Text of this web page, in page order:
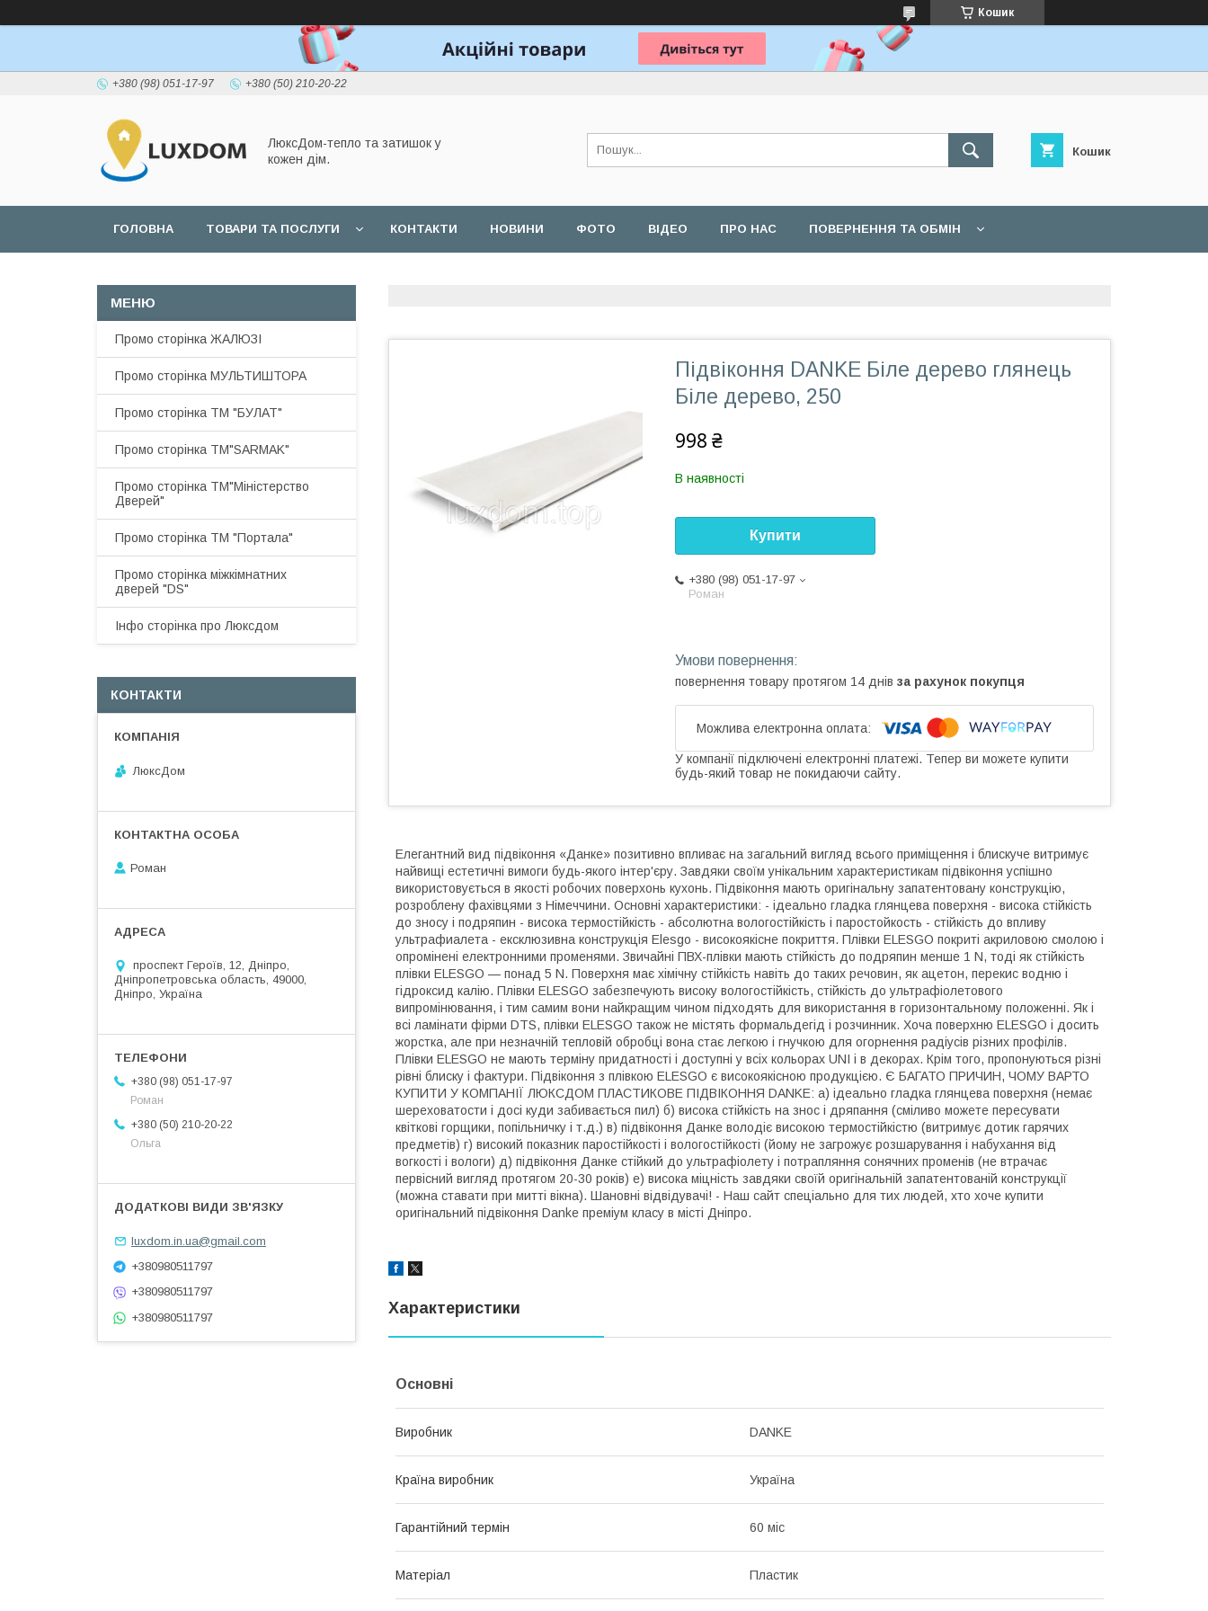
Кошик
+380 (98) 051-17-97 +380 (50) 210-20-22
ЛюксДом-тепло та затишок у
кожен дім.
Кошик
ГОЛОВНА ТОВАРИ ТА ПОСЛУГИ КОНТАКТИ НОВИНИ ФОТО ВІДЕО ПРО НАС ПОВЕРНЕННЯ ТА ОБМІН
Підвіконня DANKE Біле дерево глянець
Біле дерево, 250
998 ₴
В наявності
Купити
+380 (98) 051-17-97
Роман
повернення товару протягом 14 днів за рахунок покупця
У компанії підключені електронні платежі. Тепер ви можете купити
будь-який товар не покидаючи сайту.
Елегантний вид підвіконня «Данке» позитивно впливає на загальний вигляд всього приміщення і блискуче витримує
найвищі естетичні вимоги будь-якого інтер'єру. Завдяки своїм унікальним характеристикам підвіконня успішно
використовується в якості робочих поверхонь кухонь. Підвіконня мають оригінальну запатентовану конструкцію,
розроблену фахівцями з Німеччини. Основні характеристики: - ідеально гладка глянцева поверхня - висока стійкість
до зносу і подряпин - висока термостійкість - абсолютна вологостійкість і паростойкость - стійкість до впливу
ультрафиалета - ексклюзивна конструкція Elesgo - високоякісне покриття. Плівки ELESGO покриті акриловою смолою і
опромінені електронними променями. Звичайні ПВХ-плівки мають стійкість до подряпин менше 1 N, тоді як стійкість
плівки ELESGO — понад 5 N. Поверхня має хімічну стійкість навіть до таких речовин, як ацетон, перекис водню і
гідроксид калію. Плівки ELESGO забезпечують високу вологостійкість, стійкість до ультрафіолетового
випромінювання, і тим самим вони найкращим чином підходять для використання в горизонтальному положенні. Як і
всі ламінати фірми DTS, плівки ELESGO також не містять формальдегід і розчинник. Хоча поверхню ELESGO і досить
жорстка, але при незначній тепловій обробці вона стає легкою і гнучкою для огорнення радіусів різних профілів.
Плівки ELESGO не мають терміну придатності і доступні у всіх кольорах UNI і в декорах. Крім того, пропонуються різні
рівні блиску і фактури. Підвіконня з плівкою ELESGO є високоякісною продукцією. Є БАГАТО ПРИЧИН, ЧОМУ ВАРТО
КУПИТИ У КОМПАНІЇ ЛЮКСДОМ ПЛАСТИКОВЕ ПІДВІКОННЯ DANKE: а) ідеально гладка глянцева поверхня (немає
шереховатости і досі куди забивається пил) б) висока стійкість на знос і дряпання (сміливо можете пересувати
квіткові горщики, попільничку і т.д.) в) підвіконня Данке володіє високою термостійкістю (витримує дотик гарячих
предметів) г) високий показник паростійкості і вологостійкості (йому не загрожує розшарування і набухання від
вогкості і вологи) д) підвіконня Данке стійкий до ультрафіолету і потрапляння сонячних променів (не втрачає
первісний вигляд протягом 20-30 років) е) висока міцність завдяки своїй оригінальній запатентованій конструкції
(можна ставати при митті вікна). Шановні відвідувачі! - Наш сайт спеціально для тих людей, хто хоче купити
оригінальний підвіконня Danke преміум класу в місті Дніпро.
Характеристики
Основні
Виробник DANKE
Країна виробник Україна
Гарантійний термін 60 міс
Матеріал Пластик
Промо сторінка ЖАЛЮЗІ
Промо сторінка МУЛЬТИШТОРА
Промо сторінка ТМ "БУЛАТ"
Промо сторінка ТМ"SARMAK"
Промо сторінка ТМ"Міністерство
Дверей"
Промо сторінка ТМ "Портала"
Промо сторінка міжкімнатних
дверей "DS"
Інфо сторінка про Люксдом
КОНТАКТИ
ЛюксДом
Роман
проспект Героїв, 12, Дніпро,
Дніпропетровська область, 49000,
Дніпро, Україна
+380 (98) 051-17-97
Роман
+380 (50) 210-20-22
Ольга
luxdom.in.ua@gmail.com
+380980511797
+380980511797
+380980511797